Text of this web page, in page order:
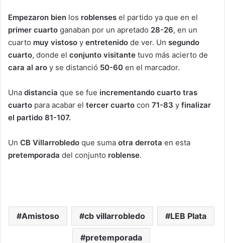
Empezaron bien los roblenses el partido ya que en el
primer cuarto ganaban por un apretado 28-26, en un
cuarto muy vistoso y entretenido de ver. Un segundo
cuarto, donde el conjunto visitante tuvo más acierto de
cara al aro y se distanció 50-60 en el marcador.
Una distancia que se fue incrementando cuarto tras
cuarto para acabar el tercer cuarto con 71-83 y finalizar
el partido 81-107.
Un CB Villarrobledo que suma otra derrota en esta
pretemporada del conjunto roblense.
Amistoso cb villarrobledo LEB Plata
pretemporada